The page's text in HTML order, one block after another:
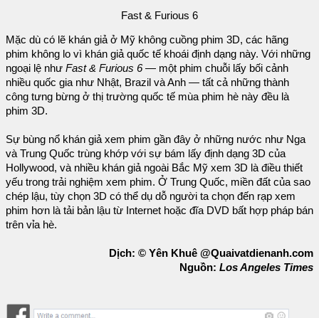
Fast & Furious 6
Mặc dù có lẽ khán giả ở Mỹ không cuồng phim 3D, các hãng
phim không lo vì khán giả quốc tế khoái định dạng này. Với những
ngoại lệ như Fast & Furious 6— một phim chuỗi lấy bối cảnh
nhiều quốc gia như Nhật, Brazil và Anh — tất cả những thành
công tưng bừng ở thị trường quốc tế mùa phim hè này đều là
phim 3D.
Sự bùng nổ khán giả xem phim gần đây ở những nước như Nga
và Trung Quốc trùng khớp với sự bám lấy định dạng 3D của
Hollywood, và nhiều khán giả ngoài Bắc Mỹ xem 3D là điều thiết
yếu trong trải nghiệm xem phim. Ở Trung Quốc, miền đất của sao
chép lậu, tùy chọn 3D có thể dụ dỗ người ta chọn đến rạp xem
phim hơn là tải bản lậu từ Internet hoặc đĩa DVD bất hợp pháp bán
trên vỉa hè.
Dịch: © Yên Khuê @Quaivatdienanh.com
Nguồn: Los Angeles Times